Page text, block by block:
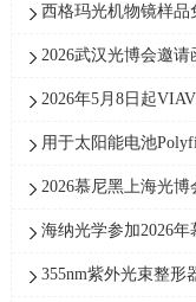
A1 C-39&40
西格玛光机物镜样品
一级代理商特别服务
2026武汉光博会邀
2026年5月8日起
LSO，包括工程散射片
用于太阳能电池
Poly光束整形器免费测
2026慕尼黑上海光
海纳光学参加2026
品信息355nm紫外光束整形